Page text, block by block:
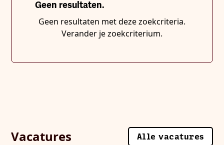
Geen resultaten.
Geen resultaten met deze zoekcriteria.
Verander je zoekcriterium.
Vacatures
Alle vacatures